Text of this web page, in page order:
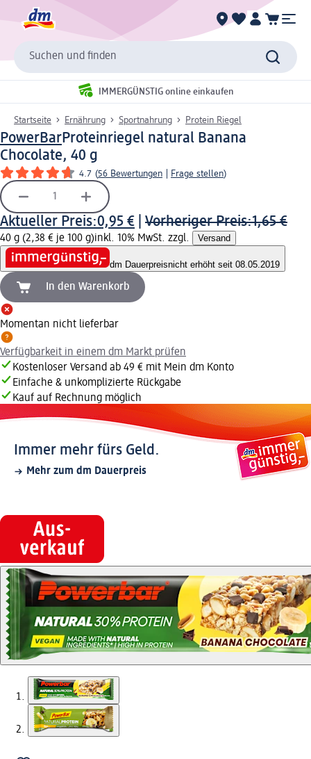
Suchen und finden
IMMERGÜNSTIG online einkaufen
Startseite Ernährung Sportnahrung Protein Riegel
PowerBarProteinriegel natural Banana
Chocolate, 40 g
4.7 (56 Bewertungen Frage stellen)
Aktueller Preis:0,95 € Vorheriger Preis:1,65 €
40 g (2,38 € je 100 g)inkl. 10% MwSt. zzgl. Versand
dm Dauerpreisnicht erhöht seit 08.05.2019
In den Warenkorb
Momentan nicht lieferbar
Verfügbarkeit in einem dm Markt prüfen
Kostenloser Versand ab 49 € mit Mein dm Konto
Einfache & unkomplizierte Rückgabe
Kauf auf Rechnung möglich
Immer mehr fürs Geld.
Mehr zum dm Dauerpreis